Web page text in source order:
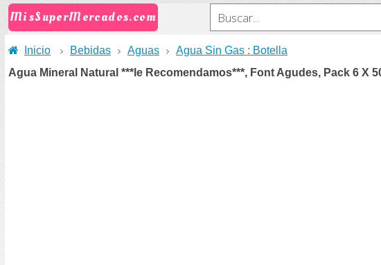
MisSuperMercados.com
Inicio Bebidas Aguas
Agua Sin Gas : Botella
Agua Mineral Natural ***le Recomendamos***, Font Agudes, Pack 6 X